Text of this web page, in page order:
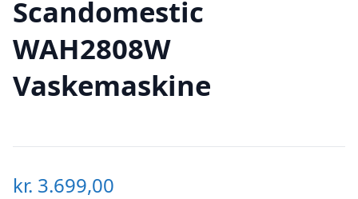
Scandomestic
WAH2808W
Vaskemaskine
kr. 3.699,00